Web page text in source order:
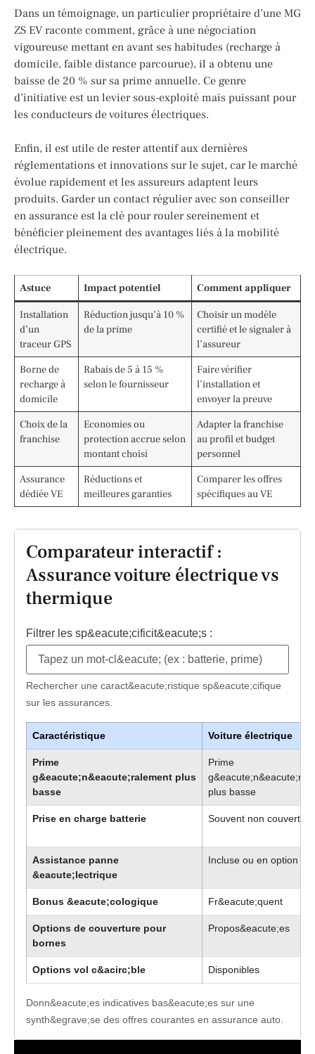
Dans un témoignage, un particulier propriétaire d’une MG
ZS EV raconte comment, grâce à une négociation
vigoureuse mettant en avant ses habitudes (recharge à
domicile, faible distance parcourue), il a obtenu une
baisse de 20 % sur sa prime annuelle. Ce genre
d’initiative est un levier sous-exploité mais puissant pour
les conducteurs de voitures électriques.
Enfin, il est utile de rester attentif aux dernières
réglementations et innovations sur le sujet, car le marché
évolue rapidement et les assureurs adaptent leurs
produits. Garder un contact régulier avec son conseiller
en assurance est la clé pour rouler sereinement et
bénéficier pleinement des avantages liés à la mobilité
électrique.
Astuce Impact potentiel
Comment appliquer
Installation
d’un
traceur GPS
Réduction jusqu’à 10 %
de la prime
Choisir un modèle
certifié et le signaler à
l’assureur
Borne de
recharge à
domicile
Rabais de 5 à 15 %
selon le fournisseur
Faire vérifier
l’installation et
envoyer la preuve
Choix de la
franchise
Economies ou
protection accrue selon
montant choisi
Adapter la franchise
au profil et budget
personnel
Assurance
dédiée VE
Réductions et
meilleures garanties
Comparer les offres
spécifiques au VE
Comparateur interactif :
Assurance voiture électrique vs
thermique
Filtrer les sp&eacute;cificit&eacute;s :
Rechercher une caract&eacute;ristique sp&eacute;cifique
sur les assurances.
Caractéristique Voiture électrique
Prime
g&eacute;n&eacute;ralement plus
basse
Prime
plus basse
Prise en charge batterie Souvent non couverte
Assistance panne
&eacute;lectrique
Incluse ou en option
Bonus &eacute;cologique Fr&eacute;quent
Options de couverture pour
bornes
Propos&eacute;es
Options vol c&acirc;ble Disponibles
Donn&eacute;es indicatives bas&eacute;es sur une
synth&egrave;se des offres courantes en assurance auto.